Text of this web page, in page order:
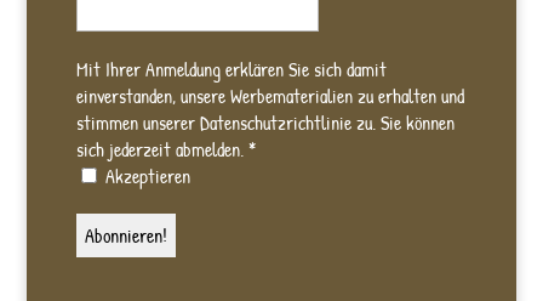
Mit Ihrer Anmeldung erklären Sie sich damit
einverstanden, unsere Werbematerialien zu erhalten und
stimmen unserer Datenschutzrichtlinie zu. Sie können
sich jederzeit abmelden.*
Akzeptieren